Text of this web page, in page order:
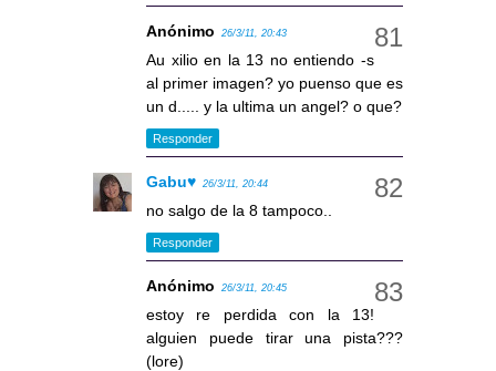
Anónimo 26/3/11, 20:43
Au xilio en la 13 no entiendo -s
al primer imagen? yo puenso que es
un d..... y la ultima un angel? o que?
Responder
Gabu♥ 26/3/11, 20:44
no salgo de la 8 tampoco..
Responder
Anónimo 26/3/11, 20:45
estoy re perdida con la 13!
alguien puede tirar una pista???
(lore)